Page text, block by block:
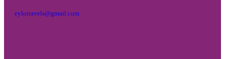
eylotravels@gmail.com